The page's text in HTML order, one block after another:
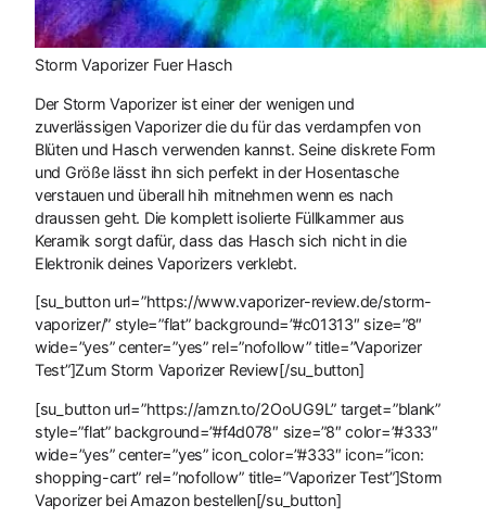
Storm Vaporizer Fuer Hasch
Der Storm Vaporizer ist einer der wenigen und
zuverlässigen Vaporizer die du für das verdampfen von
Blüten und Hasch verwenden kannst. Seine diskrete Form
und Größe lässt ihn sich perfekt in der Hosentasche
verstauen und überall hih mitnehmen wenn es nach
draussen geht. Die komplett isolierte Füllkammer aus
Keramik sorgt dafür, dass das Hasch sich nicht in die
Elektronik deines Vaporizers verklebt.
[su_button url=”https://www.vaporizer-review.de/storm-
vaporizer/” style=”flat” background=”#c01313″ size=”8″
wide=”yes” center=”yes” rel=”nofollow” title=”Vaporizer
Test”]Zum Storm Vaporizer Review[/su_button]
[su_button url=”https://amzn.to/2OoUG9L” target=”blank”
style=”flat” background=”#f4d078″ size=”8″ color=”#333″
wide=”yes” center=”yes” icon_color=”#333″ icon=”icon:
shopping-cart” rel=”nofollow” title=”Vaporizer Test”]Storm
Vaporizer bei Amazon bestellen[/su_button]